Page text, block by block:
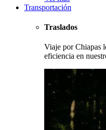
Transportación
Traslados
Viaje por Chiapas
eficiencia en